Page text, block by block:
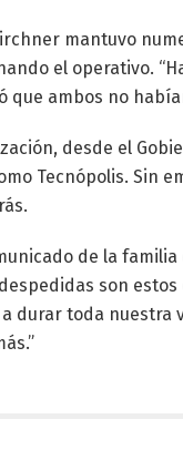
mantuvo
el operativo.
que ambos no
desde el
Tecnópolis. Sin
de la
son
durar toda nuestra